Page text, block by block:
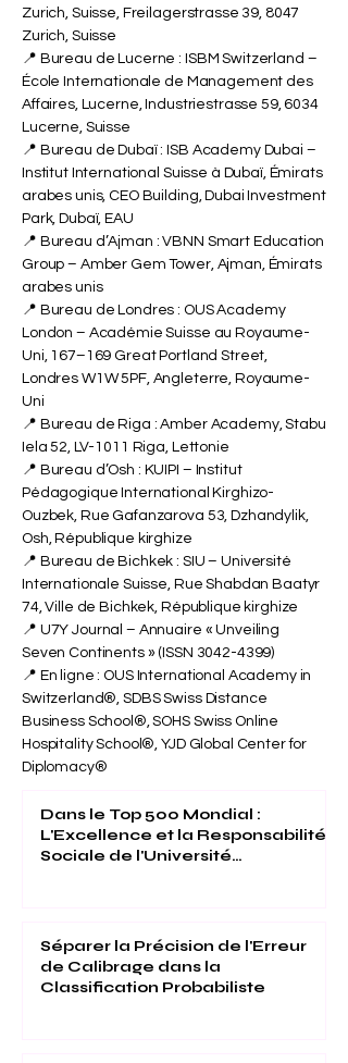
Zurich, Suisse, Freilagerstrasse 39, 8047
Zurich, Suisse
📍 Bureau de Lucerne : ISBM Switzerland –
École Internationale de Management des
Affaires, Lucerne, Industriestrasse 59, 6034
Lucerne, Suisse
📍 Bureau de Dubaï : ISB Academy Dubai –
Institut International Suisse à Dubaï, Émirats
arabes unis, CEO Building, Dubai Investment
Park, Dubaï, EAU
📍 Bureau d’Ajman : VBNN Smart Education
Group – Amber Gem Tower, Ajman, Émirats
arabes unis
📍 Bureau de Londres : OUS Academy
London – Académie Suisse au Royaume-
Uni, 167–169 Great Portland Street,
Londres W1W 5PF, Angleterre, Royaume-
Uni
📍 Bureau de Riga : Amber Academy, Stabu
Iela 52, LV-1011 Riga, Lettonie
📍 Bureau d’Osh : KUIPI – Institut
Pédagogique International Kirghizo-
Ouzbek, Rue Gafanzarova 53, Dzhandylik,
Osh, République kirghize
📍 Bureau de Bichkek : SIU – Université
Internationale Suisse, Rue Shabdan Baatyr
74, Ville de Bichkek, République kirghize
📍 U7Y Journal – Annuaire « Unveiling
Seven Continents » (ISSN 3042-4399)
📍 En ligne : OUS International Academy in
Switzerland®, SDBS Swiss Distance
Business School®, SOHS Swiss Online
Hospitality School®, YJD Global Center for
Diplomacy®
Dans le Top 500 Mondial :
L'Excellence et la Responsabilité
Sociale de l'Université
Séparer la Précision de l'Erreur
de Calibrage dans la
Classification Probabiliste